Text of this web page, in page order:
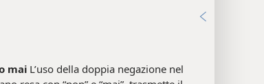
mai L’uso della doppia negazione nel